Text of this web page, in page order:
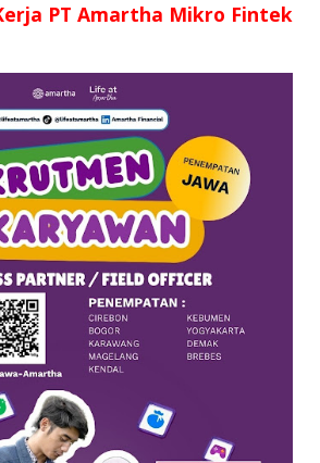
PT Amartha Mikro Fintek